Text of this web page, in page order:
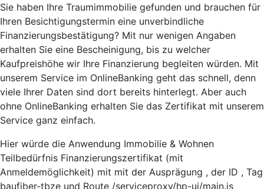
Sie haben Ihre Traumimmobilie gefunden und brauchen für
Ihren Besichtigungstermin eine unverbindliche
Finanzierungsbestätigung? Mit nur wenigen Angaben
erhalten Sie eine Bescheinigung, bis zu welcher
Kaufpreishöhe wir Ihre Finanzierung begleiten würden. Mit
unserem Service im OnlineBanking geht das schnell, denn
viele Ihrer Daten sind dort bereits hinterlegt. Aber auch
ohne OnlineBanking erhalten Sie das Zertifikat mit unserem
Service ganz einfach.
Hier würde die Anwendung Immobilie & Wohnen
Teilbedürfnis Finanzierungszertifikat (mit
Anmeldemöglichkeit) mit mit der Ausprägung , der ID , Tag
baufiber-tbze und Route /serviceproxy/hp-ui/main.js